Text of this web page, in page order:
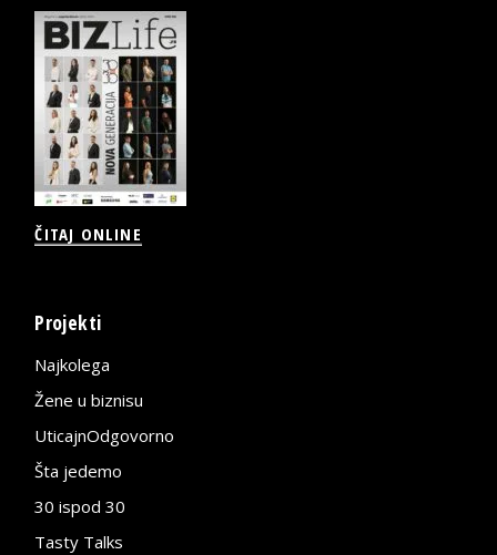
ČITAJ ONLINE
Projekti
Najkolega
Žene u biznisu
UticajnOdgovorno
Šta jedemo
30 ispod 30
Tasty Talks